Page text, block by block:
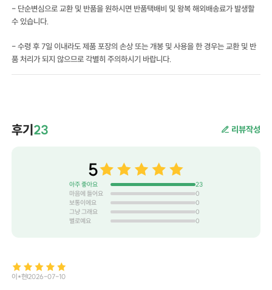
- 단순변심으로 교환 및 반품을 원하시면 반품택배비 및 왕복 해외배송료가 발생할
수 있습니다.
- 수령 후 7일 이내라도 제품 포장의 손상 또는 개봉 및 사용을 한 경우는 교환 및 반
품 처리가 되지 않으므로 각별히 주의하시기 바랍니다.
후기23 리뷰작성
5
아주 좋아요
23
마음에 들어요
0
보통이에요
0
그냥 그래요
0
별로예요
0
이*현2026-07-10